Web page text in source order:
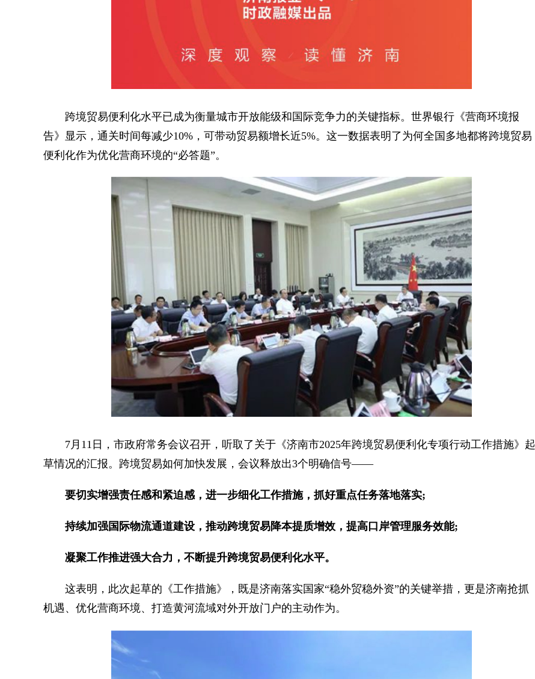
跨境贸易便利化水平已成为衡量城市开放能级和国际竞争力的关键指标。世界银行《营商环境报
告》显示，通关时间每减少10%，可带动贸易额增长近5%。这一数据表明了为何全国多地都将跨境贸易
便利化作为优化营商环境的“必答题”。
7月11日，市政府常务会议召开，听取了关于《济南市2025年跨境贸易便利化专项行动工作措施》起
草情况的汇报。跨境贸易如何加快发展，会议释放出3个明确信号——
要切实增强责任感和紧迫感，进一步细化工作措施，抓好重点任务落地落实;
持续加强国际物流通道建设，推动跨境贸易降本提质增效，提高口岸管理服务效能;
凝聚工作推进强大合力，不断提升跨境贸易便利化水平。
这表明，此次起草的《工作措施》，既是济南落实国家“稳外贸稳外资”的关键举措，更是济南抢抓
机遇、优化营商环境、打造黄河流域对外开放门户的主动作为。